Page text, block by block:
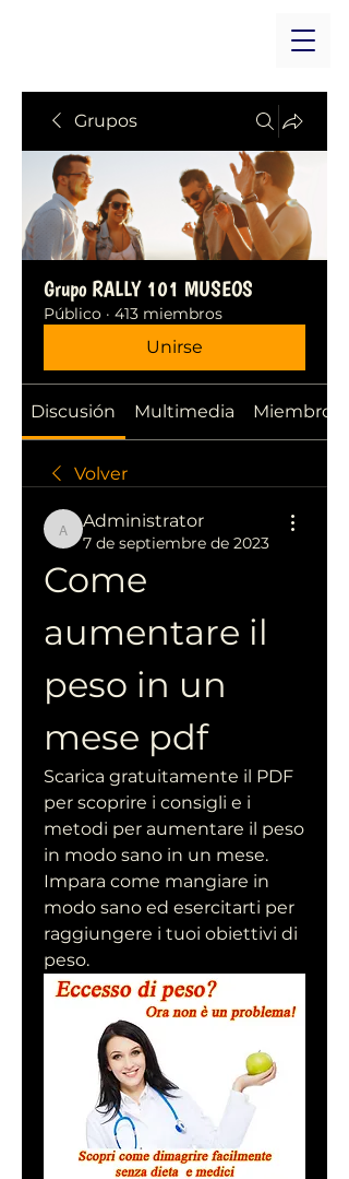
Grupos
Grupo RALLY 101 MUSEOS
Público · 413 miembros
Unirse
Discusión Multimedia Miembros
Volver
Administrator
Administrator
7 de septiembre de 2023
Come
aumentare il
peso in un
mese pdf
Scarica gratuitamente il PDF
per scoprire i consigli e i
metodi per aumentare il peso
in modo sano in un mese.
Impara come mangiare in
modo sano ed esercitarti per
raggiungere i tuoi obiettivi di
peso.